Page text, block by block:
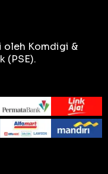
oleh Komdigi &
(PSE).